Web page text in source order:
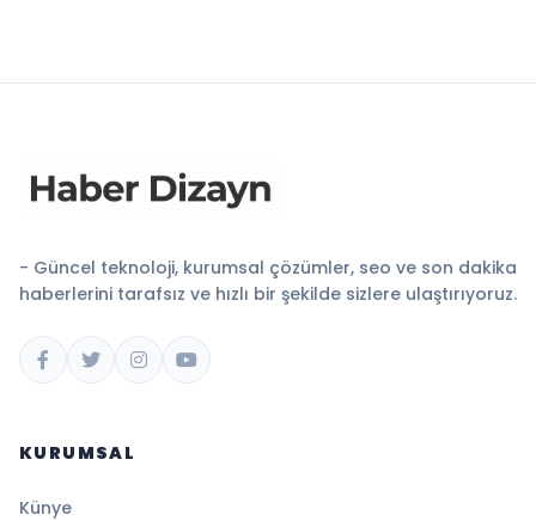
- Güncel teknoloji, kurumsal çözümler, seo ve son dakika
haberlerini tarafsız ve hızlı bir şekilde sizlere ulaştırıyoruz.
KURUMSAL
Künye